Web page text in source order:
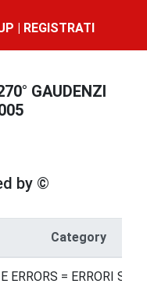
| REGISTRATI
GAUDENZI
by ©
Category
ERRORS = ERRORI SUI